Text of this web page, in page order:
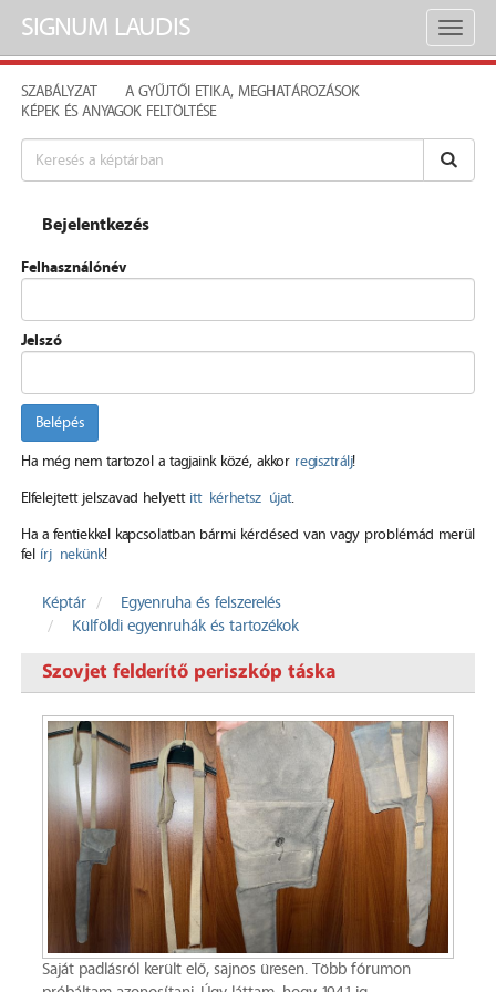
Toggle
SIGNUM LAUDIS
SZABÁLYZAT
A GYŰJTŐI ETIKA, MEGHATÁROZÁSOK
KÉPEK ÉS ANYAGOK FELTÖLTÉSE
Bejelentkezés
Felhasználónév
Jelszó
Belépés
Ha még nem tartozol a tagjaink közé, akkor regisztrálj!
Elfelejtett jelszavad helyett itt kérhetsz újat.
Ha a fentiekkel kapcsolatban bármi kérdésed van vagy problémád merül
fel írj nekünk!
Képtár
Egyenruha és felszerelés
Külföldi egyenruhák és tartozékok
Szovjet felderítő periszkóp táska
Saját padlásról került elő, sajnos üresen. Több fórumon